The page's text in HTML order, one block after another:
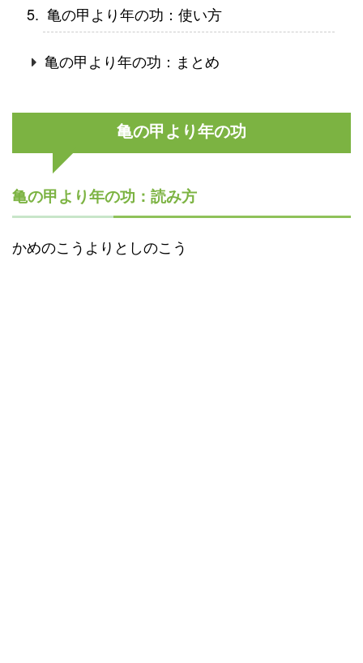
亀の甲より年の功：使い方
亀の甲より年の功：まとめ
亀の甲より年の功
亀の甲より年の功：読み方
かめのこうよりとしのこう